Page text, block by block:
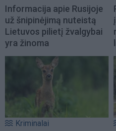
Informacija apie Rusijoje
už šnipinėjimą nuteistą
Lietuvos pilietį žvalgybai
yra žinoma
Kriminalai